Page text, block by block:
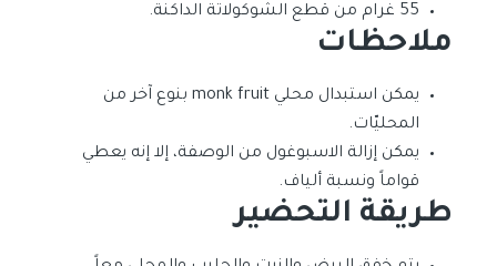
55 غرام من قطع الشوكولاتة الداكنة.
ملاحظات
يمكن استبدال محلي monk fruit بنوع آخر من
المحليّات.
يمكن إزالة الاسبوغول من الوصفة، إلا إنه يعطي
قواماً ونسبة ألياف.
طريقة التحضير